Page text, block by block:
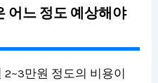
어느 정도 예상해야
만원 정도의 비용이